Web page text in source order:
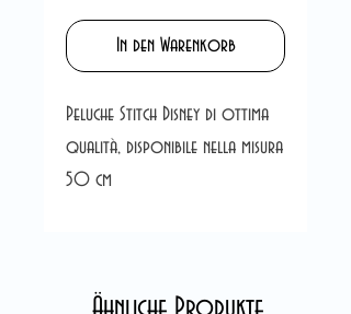
In den Warenkorb
Peluche Stitch Disney di ottima
qualità, disponibile nella misura
50 cm